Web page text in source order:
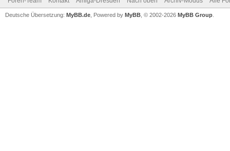
Deutsche Übersetzung: MyBB.de , Powered by MyBB , © 2002-2026 MyBB Group